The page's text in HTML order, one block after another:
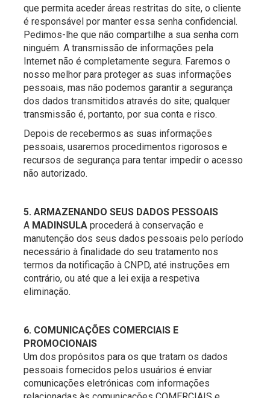
que permita aceder áreas restritas do site, o cliente
é responsável por manter essa senha confidencial.
Pedimos-lhe que não compartilhe a sua senha com
ninguém. A transmissão de informações pela
Internet não é completamente segura. Faremos o
nosso melhor para proteger as suas informações
pessoais, mas não podemos garantir a segurança
dos dados transmitidos através do site; qualquer
transmissão é, portanto, por sua conta e risco.
Depois de recebermos as suas informações
pessoais, usaremos procedimentos rigorosos e
recursos de segurança para tentar impedir o acesso
não autorizado.
5. ARMAZENANDO SEUS DADOS PESSOAIS
A MADINSULA procederá à conservação e
manutenção dos seus dados pessoais pelo período
necessário à finalidade do seu tratamento nos
termos da notificação à CNPD, até instruções em
contrário, ou até que a lei exija a respetiva
eliminação.
6. COMUNICAÇÕES COMERCIAIS E
PROMOCIONAIS
Um dos propósitos para os que tratam os dados
pessoais fornecidos pelos usuários é enviar
comunicações eletrónicas com informações